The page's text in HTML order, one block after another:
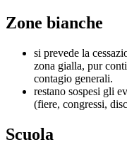
Zone bianche
si prevede la
zona gialla, pur
contagio generali.
restano sospesi gli
(fiere, congressi,
Scuola